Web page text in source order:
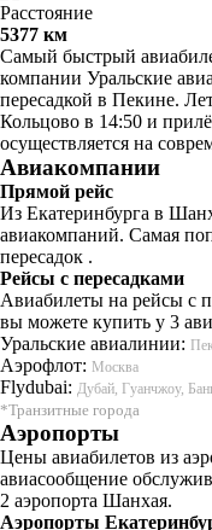
Расстояние
5377 км
Самый быстрый
компании Уральские
пересадкой в Пекине.
Кольцово в 14:50 и
осуществляется на
Авиакомпании
Прямой рейс
Из Екатеринбурга в
авиакомпаний. Самая
пересадок .
Рейсы с пересадками
Авиабилеты на рейсы с
вы можете купить у 3
Уральские авиалинии:
Аэрофлот: Москва
Flydubai: Дубай, Гуанчжоу,
*Транзитные города
Аэропорты
Цены авиабилетов из
авиасообщение
2 аэропорта Шанхая.
Аэропорты